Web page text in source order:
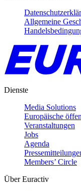
Allgemeine
Dienste
Media Solutions
Europäische
Veranstaltungen
Jobs
Agenda
Members’ Circle
Über Euractiv